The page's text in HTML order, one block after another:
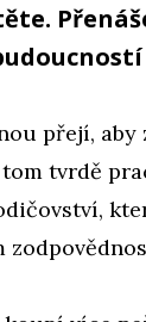
přejí,
tom tvrdě